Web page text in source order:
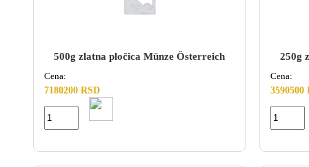
500g zlatna pločica Münze Österreich
Cena:
7180200 RSD
250g
Cena:
3590500